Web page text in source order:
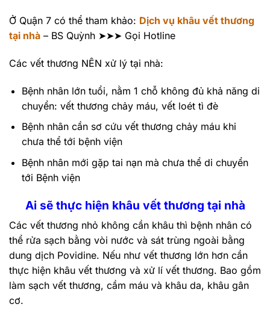
Ở Quận 7 có thể tham khảo: Dịch vụ khâu vết thương
tại nhà – BS Quỳnh ➤➤➤ Gọi Hotline
Các vết thương NÊN xử lý tại nhà:
Bệnh nhân lớn tuổi, nằm 1 chỗ không đủ khả năng di
chuyển: vết thương chảy máu, vết loét tì đè
Bệnh nhân cần sơ cứu vết thương chảy máu khi
chưa thể tới bệnh viện
Bệnh nhân mới gặp tai nạn mà chưa thể di chuyển
tới Bệnh viện
Ai sẽ thực hiện khâu vết thương tại nhà
Các vết thương nhỏ không cần khâu thì bệnh nhân có
thể rửa sạch bằng vòi nước và sát trùng ngoài bằng
dung dịch Povidine. Nếu như vết thương lớn hơn cần
thực hiện khâu vết thương và xử lí vết thương. Bao gồm
làm sạch vết thương, cầm máu và khâu da, khâu gân
cơ.